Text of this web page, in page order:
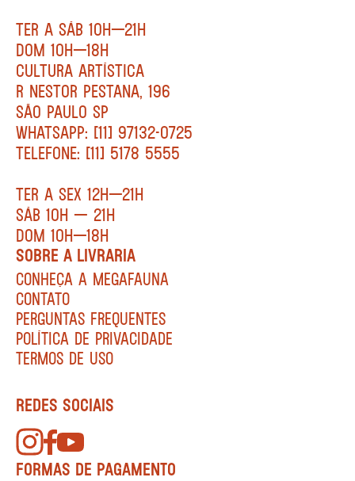
TER A SÁB 10H—21H
DOM 10H—18H
CULTURA ARTÍSTICA
R NESTOR PESTANA, 196
SÃO PAULO SP
WHATSAPP: [11] 97132-0725
TELEFONE: [11] 5178 5555
TER A SEX 12H—21H
SÁB 10H — 21H
DOM 10H—18H
SOBRE A LIVRARIA
CONHEÇA A MEGAFAUNA
CONTATO
PERGUNTAS FREQUENTES
POLÍTICA DE PRIVACIDADE
TERMOS DE USO
REDES SOCIAIS
FORMAS DE PAGAMENTO